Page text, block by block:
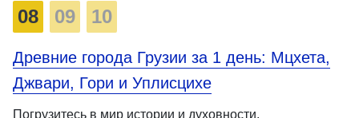
08 09 10
Древние города Грузии за 1 день: Мцхета,
Джвари, Гори и Уплисцихе
Погрузитесь в мир истории и духовности,